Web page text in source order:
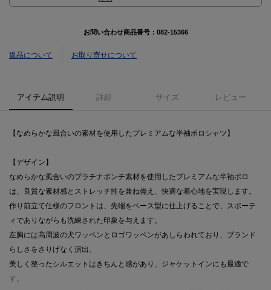
お問い合わせ商品番号： 082-15366
返品について お取り寄せについて
アイテム説明 詳細 サイズ レビュー
【なめらかな風合いの素材を使用したプレミアムな半袖ポロシャツ】
【デザイン】
なめらかな風合いのプラチナポンチ素材を使用したプレミアムな半袖ポロ
は、良質な素材感とストレッチ性を兼ね備え、快適な着心地を実現します。
作り前立て仕様のフロントは、先端をベース型に仕上げることで、スポーテ
ィでありながらも洗練された印象を与えます。
左胸には高周波の犬ワッペンとロゴワッペンがあしらわれており、ブランド
らしさをさりげなく演出。
美しく整ったシルエットはきちんと感があり、ジャケットインにも最適で
す。